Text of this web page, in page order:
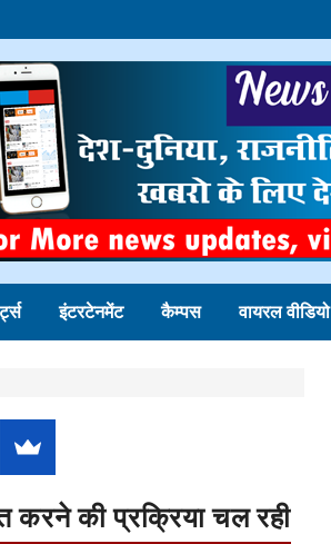
इंटरटेनमेंट कैम्पस वायरल वीडियो
करने की प्रक्रिया चल रही